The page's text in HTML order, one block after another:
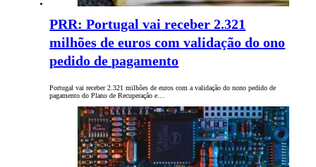
PRR: Portugal vai receber 2.321
milhões de euros com validação do ono
pedido de pagamento
Portugal vai receber 2.321 milhões de euros com a validação do nono pedido de
pagamento do Plano de Recuperação e…